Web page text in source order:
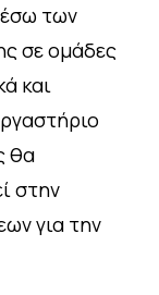
των
σε ομάδες
και
θα
στην
για την